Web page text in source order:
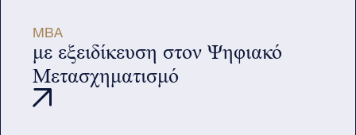
MBA
με εξειδίκευση στον Ψηφιακό
Μετασχηματισμό